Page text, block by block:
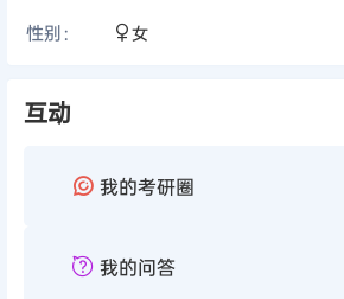
性别： 女
互动
我的考研圈
我的问答